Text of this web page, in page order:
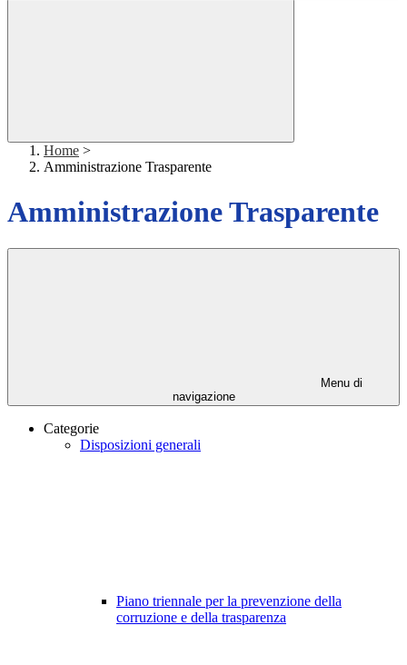
Home >
Amministrazione Trasparente
Amministrazione Trasparente
Menu di
navigazione
Categorie
Disposizioni generali
Piano triennale per la prevenzione della
corruzione e della trasparenza